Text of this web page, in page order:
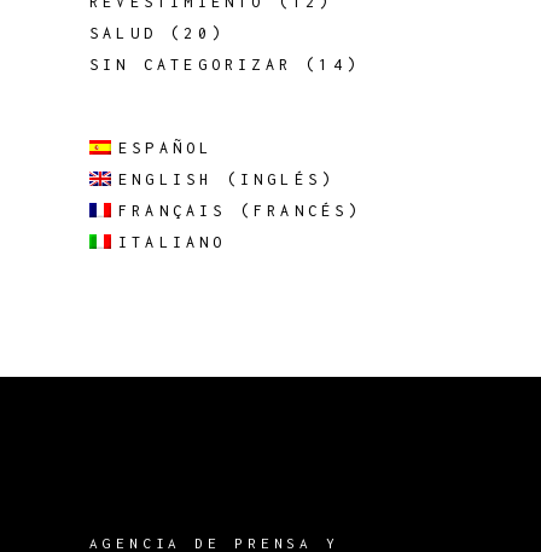
SALUD
(20)
SIN CATEGORIZAR
(14)
ESPAÑOL
ENGLISH
( INGLÉS )
FRANÇAIS
(FRANCÉS )
ITALIANO
AGENCIA DE PRENSA Y